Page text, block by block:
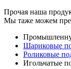
Прочая наша
Мы таже можем
Шариковые
Роликовые
Игольчатые